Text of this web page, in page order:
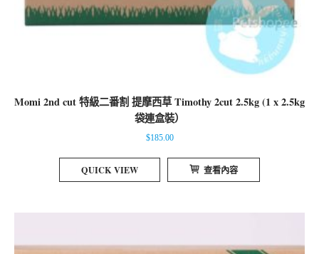
Momi 2nd cut 特級二番割 提摩西草 Timothy 2cut 2.5kg (1 x 2.5kg
袋連盒裝）
$185.00
QUICK VIEW 查看內容